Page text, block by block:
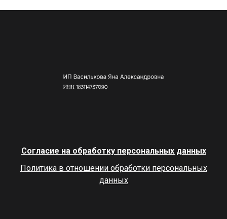
Согласие на обработку персональных данных
Политика в отношении обработки персональных
данных